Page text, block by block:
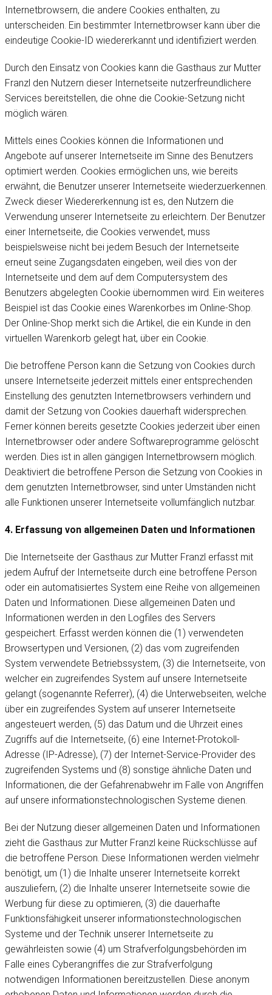
Internetbrowsern, die andere Cookies enthalten, zu
unterscheiden. Ein bestimmter Internetbrowser kann über die
eindeutige Cookie-ID wiedererkannt und identifiziert werden.
Durch den Einsatz von Cookies kann die Gasthaus zur Mutter
Franzl den Nutzern dieser Internetseite nutzerfreundlichere
Services bereitstellen, die ohne die Cookie-Setzung nicht
möglich wären.
Mittels eines Cookies können die Informationen und
Angebote auf unserer Internetseite im Sinne des Benutzers
optimiert werden. Cookies ermöglichen uns, wie bereits
erwähnt, die Benutzer unserer Internetseite wiederzuerkennen.
Zweck dieser Wiedererkennung ist es, den Nutzern die
Verwendung unserer Internetseite zu erleichtern. Der Benutzer
einer Internetseite, die Cookies verwendet, muss
beispielsweise nicht bei jedem Besuch der Internetseite
erneut seine Zugangsdaten eingeben, weil dies von der
Internetseite und dem auf dem Computersystem des
Benutzers abgelegten Cookie übernommen wird. Ein weiteres
Beispiel ist das Cookie eines Warenkorbes im Online-Shop.
Der Online-Shop merkt sich die Artikel, die ein Kunde in den
virtuellen Warenkorb gelegt hat, über ein Cookie.
Die betroffene Person kann die Setzung von Cookies durch
unsere Internetseite jederzeit mittels einer entsprechenden
Einstellung des genutzten Internetbrowsers verhindern und
damit der Setzung von Cookies dauerhaft widersprechen.
Ferner können bereits gesetzte Cookies jederzeit über einen
Internetbrowser oder andere Softwareprogramme gelöscht
werden. Dies ist in allen gängigen Internetbrowsern möglich.
Deaktiviert die betroffene Person die Setzung von Cookies in
dem genutzten Internetbrowser, sind unter Umständen nicht
alle Funktionen unserer Internetseite vollumfänglich nutzbar.
4. Erfassung von allgemeinen Daten und Informationen
Die Internetseite der Gasthaus zur Mutter Franzl erfasst mit
jedem Aufruf der Internetseite durch eine betroffene Person
oder ein automatisiertes System eine Reihe von allgemeinen
Daten und Informationen. Diese allgemeinen Daten und
Informationen werden in den Logfiles des Servers
gespeichert. Erfasst werden können die (1) verwendeten
Browsertypen und Versionen, (2) das vom zugreifenden
System verwendete Betriebssystem, (3) die Internetseite, von
welcher ein zugreifendes System auf unsere Internetseite
gelangt (sogenannte Referrer), (4) die Unterwebseiten, welche
über ein zugreifendes System auf unserer Internetseite
angesteuert werden, (5) das Datum und die Uhrzeit eines
Zugriffs auf die Internetseite, (6) eine Internet-Protokoll-
Adresse (IP-Adresse), (7) der Internet-Service-Provider des
zugreifenden Systems und (8) sonstige ähnliche Daten und
Informationen, die der Gefahrenabwehr im Falle von Angriffen
auf unsere informationstechnologischen Systeme dienen.
Bei der Nutzung dieser allgemeinen Daten und Informationen
zieht die Gasthaus zur Mutter Franzl keine Rückschlüsse auf
die betroffene Person. Diese Informationen werden vielmehr
benötigt, um (1) die Inhalte unserer Internetseite korrekt
auszuliefern, (2) die Inhalte unserer Internetseite sowie die
Werbung für diese zu optimieren, (3) die dauerhafte
Funktionsfähigkeit unserer informationstechnologischen
Systeme und der Technik unserer Internetseite zu
gewährleisten sowie (4) um Strafverfolgungsbehörden im
Falle eines Cyberangriffes die zur Strafverfolgung
notwendigen Informationen bereitzustellen. Diese anonym